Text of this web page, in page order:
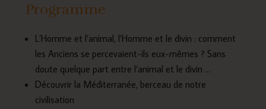
Programme
L’Homme et l’animal, l’Homme et le divin : comment
les Anciens se percevaient-ils eux-mêmes ? Sans
doute quelque part entre l’animal et le divin …
Découvrir la Méditerranée, berceau de notre
civilisation